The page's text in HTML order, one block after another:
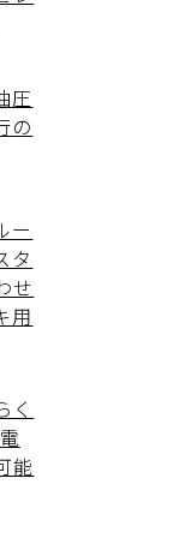
圧
の
ー
タ
せ
用
く
能